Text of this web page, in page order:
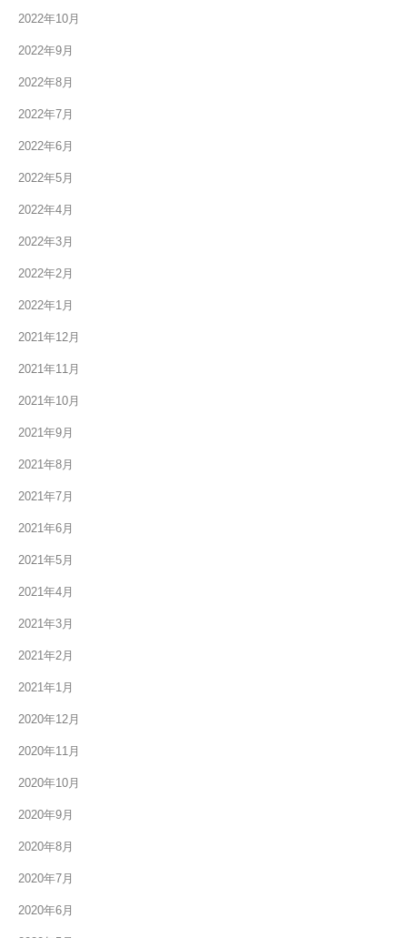
2022年10月
2022年9月
2022年8月
2022年7月
2022年6月
2022年5月
2022年4月
2022年3月
2022年2月
2022年1月
2021年12月
2021年11月
2021年10月
2021年9月
2021年8月
2021年7月
2021年6月
2021年5月
2021年4月
2021年3月
2021年2月
2021年1月
2020年12月
2020年11月
2020年10月
2020年9月
2020年8月
2020年7月
2020年6月